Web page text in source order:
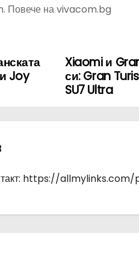
Повече на vivacom.bg
Xiaomi и
си: Gran
SU7 Ultra
Joy
https://